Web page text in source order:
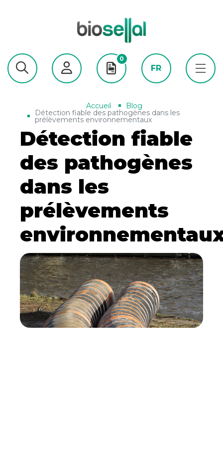
0
FR
Accueil Blog
Détection fiable des pathogènes dans les
prélèvements environnementaux
Détection fiable
des pathogènes
dans les
prélèvements